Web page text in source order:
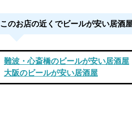
このお店の近くでビールが安い居酒
難波・心斎橋のビールが安い居酒屋
大阪のビールが安い居酒屋